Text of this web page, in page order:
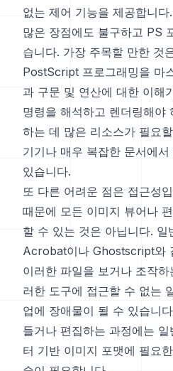
없는 제어 기능을 제공합니다.
많은 장점에도 불구하고 PS
습니다. 가장 주목할 만한 것
PostScript 프로그래밍을 마
과 구문 및 연산에 대한 이해
명령을 해석하고 렌더링해야
하는 데 많은 리소스가 필요
기기나 매우 복잡한 문서에
있습니다.
또 다른 어려운 점은 접근성
때문에 모든 이미지 뷰어나
할 수 있는 것은 아닙니다.
Acrobat이나 Ghostscript와
이러한 파일을 보거나 조작
러한 도구에 접근할 수 없는
업에 장애물이 될 수 있습니
들거나 편집하는 과정에는
터 기반 이미지 포맷에 필요